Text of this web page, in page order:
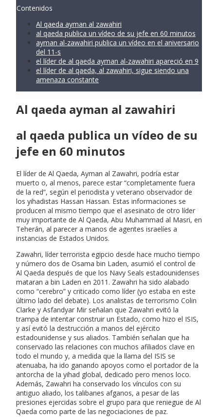
Contenidos
Al qaeda ayman al zawahiri
al qaeda publica un vídeo de su jefe en 60 minutos
ayman al-zawahiri publica un vídeo en el aniversario
del 11-s
el líder de al qaeda ayman al-zawahiri apareció en 9
el líder de al qaeda, al zawahiri, sigue siendo una
amenaza constante
Al qaeda ayman al zawahiri
al qaeda publica un vídeo de su
jefe en 60 minutos
El líder de Al Qaeda, Ayman al Zawahri, podría estar
muerto o, al menos, parece estar “completamente fuera
de la red”, según el periodista y veterano observador de
los yihadistas Hassan Hassan. Estas informaciones se
producen al mismo tiempo que el asesinato de otro líder
muy importante de Al Qaeda, Abu Muhammad al Masri, en
Teherán, al parecer a manos de agentes israelíes a
instancias de Estados Unidos.
Zawahri, líder terrorista egipcio desde hace mucho tiempo
y número dos de Osama bin Laden, asumió el control de
Al Qaeda después de que los Navy Seals estadounidenses
mataran a bin Laden en 2011. Zawahri ha sido alabado
como “cerebro” y criticado como líder (yo estaba en este
último lado del debate). Los analistas de terrorismo Colin
Clarke y Asfandyar Mir señalan que Zawahri evitó la
trampa de intentar construir un Estado, como hizo el ISIS,
y así evitó la destrucción a manos del ejército
estadounidense y sus aliados. También señalan que ha
conservado las relaciones con muchos afiliados clave en
todo el mundo y, a medida que la llama del ISIS se
atenuaba, ha ido ganando apoyos como el portador de la
antorcha de la yihad global, dedicado pero menos loco.
Además, Zawahri ha conservado los vínculos con su
antiguo aliado, los talibanes afganos, a pesar de las
presiones ejercidas sobre el grupo para que reniegue de Al
Qaeda como parte de las negociaciones de paz.